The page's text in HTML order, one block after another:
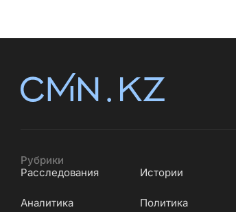
Рубрики
Расследования
Истории
Аналитика Политика